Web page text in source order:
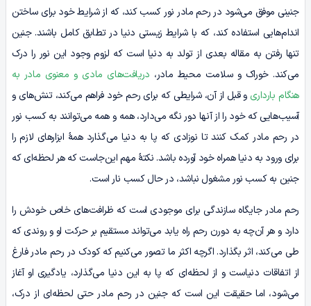
جنینی موفق می‌شود در رحم مادر نور کسب کند، که از شرایط خود برای ساختن
اندام‌هایی استفاده کند، که با شرایط زیستی دنیا در تطابق کامل باشند. جنین
تنها رفتن به مقاله بعدی از تولد به دنیا است که لزوم وجود این نور را درک
می‌کند. خوراک و سلامت محیط مادر، دریافت‌های مادی و معنوی مادر به
هنگام بارداری و قبل از آن، شرایطی که برای رحم خود فراهم می‌کند، تنش‌های و
آسیب‌هایی که خود را از آنها دور نگه می‌دارد، همه و همه می‌توانند به کسب نور
در رحم مادر کمک کنند تا نوزادی که پا به دنیا می‌گذارد همۀ ابزارهای لازم را
برای ورود به دنیا همراه خود آورده باشد. نکتۀ مهم این‌جاست که هر لحظه‌ای که
جنین به کسب نور مشغول نباشد، در حال کسب نار است.
رحم مادر جایگاه سازندگی برای موجودی است که ظرافت‌های خاص خودش را
دارد و هر آن‌چه به دورن رحم راه یابد می‌تواند مستقیم بر حرکت او و روندی که
طی می‌کند، اثر بگذارد. اگرچه اکثر ما تصور می‌کنیم که کودک در رحم مادر فارغ
از اتفاقات دنیاست و از لحظه‌ای که پا به این دنیا می‌گذارد، یادگیری او آغاز
می‌شود، اما حقیقت این است که جنین در رحم مادر حتی لحظه‌ای از درک،